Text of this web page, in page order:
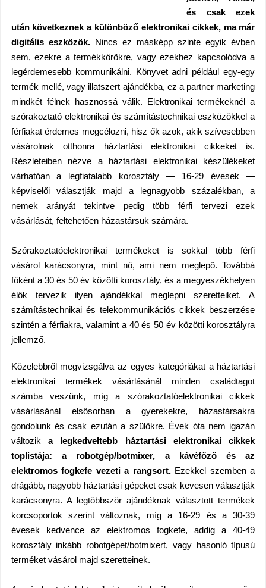
és csak ezek
után következnek a különböző elektronikai cikkek, ma már
digitális eszközök. Nincs ez másképp szinte egyik évben
sem, ezekre a termékkörökre, vagy ezekhez kapcsolódva a
legérdemesebb kommunikálni. Könyvet adni például egy-egy
termék mellé, vagy illatszert ajándékba, ez a partner marketing
mindkét félnek hasznossá válik. Elektronikai termékeknél a
szórakoztató elektronikai és számítástechnikai eszközökkel a
férfiakat érdemes megcélozni, hisz ők azok, akik szívesebben
vásárolnak otthonra háztartási elektronikai cikkeket is.
Részleteiben nézve a háztartási elektronikai készülékeket
várhatóan a legfiatalabb korosztály — 16-29 évesek —
képviselői választják majd a legnagyobb százalékban, a
nemek arányát tekintve pedig több férfi tervezi ezek
vásárlását, feltehetően házastársuk számára.
Szórakoztatóelektronikai termékeket is sokkal több férfi
vásárol karácsonyra, mint nő, ami nem meglepő. Továbbá
főként a 30 és 50 év közötti korosztály, és a megyeszékhelyen
élők tervezik ilyen ajándékkal meglepni szeretteiket. A
számítástechnikai és telekommunikációs cikkek beszerzése
szintén a férfiakra, valamint a 40 és 50 év közötti korosztályra
jellemző.
Közelebbről megvizsgálva az egyes kategóriákat a háztartási
elektronikai termékek vásárlásánál minden családtagot
számba veszünk, míg a szórakoztatóelektronikai cikkek
vásárlásánál elsősorban a gyerekekre, házastársakra
gondolunk és csak ezután a szülőkre. Évek óta nem igazán
változik a legkedveltebb háztartási elektronikai cikkek
toplistája: a robotgép/botmixer, a kávéfőző és az
elektromos fogkefe vezeti a rangsort.Ezekkel szemben a
drágább, nagyobb háztartási gépeket csak kevesen választják
karácsonyra. A legtöbbször ajándéknak választott termékek
korcsoportok szerint változnak, míg a 16-29 és a 30-39
évesek kedvence az elektromos fogkefe, addig a 40-49
korosztály inkább robotgépet/botmixert, vagy hasonló típusú
terméket vásárol majd szeretteinek.